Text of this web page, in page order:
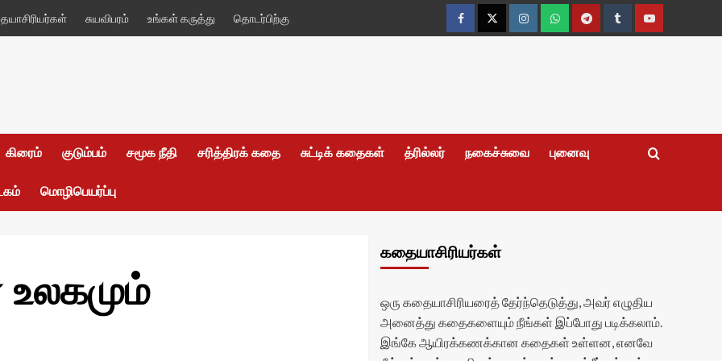
சுயவிபரம் உங்கள் கருத்து தொடர்பிற்கு
FacebookTwitterInstagramWhatsappTelegramTumblrYouTube
கிரைம் குடும்பம் சமூக நீதி சரித்திரக் கதை சுட்டிக் கதைகள் த்ரில்லர் நகைச்சுவை புனைவு
மொழிபெயர்ப்பு
உலகமும்
கதையாசிரியர்கள்
ஒரு கதையாசிரியரைத் தேர்ந்தெடுத்து, அவர் எழுதிய
அனைத்து கதைகளையும் நீங்கள் இப்போது படிக்கலாம்.
இங்கே ஆயிரக்கணக்கான கதைகள் உள்ளன, எனவே